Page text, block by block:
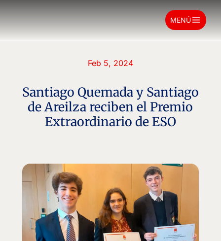
MENÚmenu
Feb 5, 2024
Santiago Quemada y Santiago
de Areilza reciben el Premio
Extraordinario de ESO